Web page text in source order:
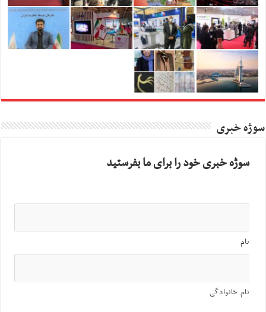
سوژه خبری
سوژه خبری خود را برای ما بفرستید
نام
نام خانوادگی